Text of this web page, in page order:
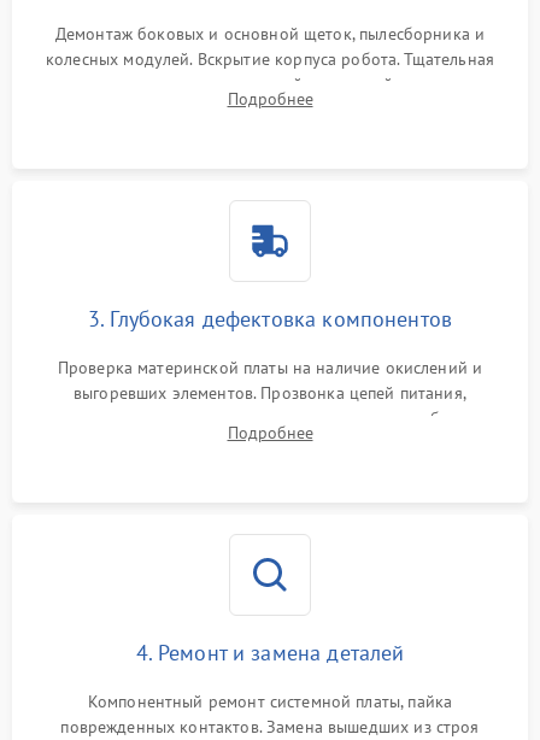
Демонтаж боковых и основной щеток, пылесборника и
колесных модулей. Вскрытие корпуса робота. Тщательная
очистка внутренних полостей, шестерней и плат от
скопившейся пыли, волос и шерсти животных с
Подробнее
3. Глубокая дефектовка компонентов
Проверка материнской платы на наличие окислений и
выгоревших элементов. Прозвонка цепей питания,
тестирование приводных моторов колес и турбины
всасывания. Оценка состояния оптических и инфракрасных
Подробнее
4. Ремонт и замена деталей
Компонентный ремонт системной платы, пайка
поврежденных контактов. Замена вышедших из строя